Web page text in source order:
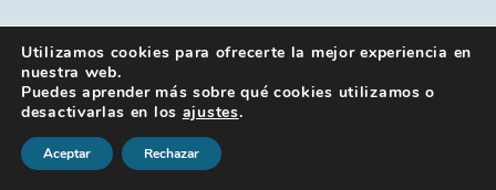
Utilizamos cookies para ofrecerte la mejor experiencia en
nuestra web.
Puedes aprender más sobre qué cookies utilizamos o
desactivarlas en los ajustes.
Aceptar Rechazar